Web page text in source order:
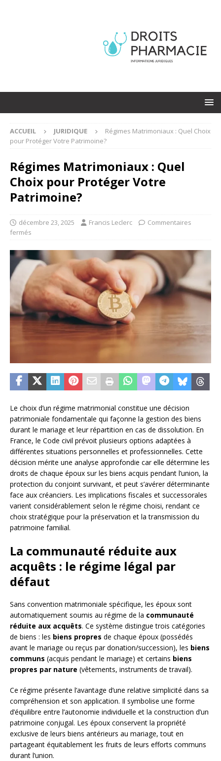
ACCUEIL JURIDIQUE
Régimes Matrimoniaux : Quel Choix
pour Protéger Votre Patrimoine?
Régimes Matrimoniaux : Quel
Choix pour Protéger Votre
Patrimoine?
décembre 23, 2025 Francis Leclerc
Commentaires
fermés
Le choix d’un régime matrimonial constitue une décision
patrimoniale fondamentale qui façonne la gestion des biens
durant le mariage et leur répartition en cas de dissolution. En
France, le Code civil prévoit plusieurs options adaptées à
différentes situations personnelles et professionnelles. Cette
décision mérite une analyse approfondie car elle détermine les
droits de chaque époux sur les biens acquis pendant l’union, la
protection du conjoint survivant, et peut s’avérer déterminante
face aux créanciers. Les implications fiscales et successorales
varient considérablement selon le régime choisi, rendant ce
choix stratégique pour la préservation et la transmission du
patrimoine familial.
La communauté réduite aux
acquêts : le régime légal par
défaut
Sans convention matrimoniale spécifique, les époux sont
automatiquement soumis au régime de la communauté
réduite aux acquêts. Ce système distingue trois catégories
de biens : les biens propres de chaque époux (possédés
avant le mariage ou reçus par donation/succession), les biens
communs (acquis pendant le mariage) et certains biens
propres par nature (vêtements, instruments de travail).
Ce régime présente l’avantage d’une relative simplicité dans sa
compréhension et son application. Il symbolise une forme
d’équilibre entre l’autonomie individuelle et la construction d’un
patrimoine conjugal. Les époux conservent la propriété
exclusive de leurs biens antérieurs au mariage, tout en
partageant équitablement les fruits de leurs efforts communs
durant l’union.